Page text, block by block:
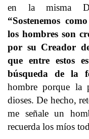
en la misma
“Sostenemos
los hombres son
por su Creador
que entre estos
búsqueda de la
hombre porque la
dioses. De hecho,
me señale un
recuerda los míos